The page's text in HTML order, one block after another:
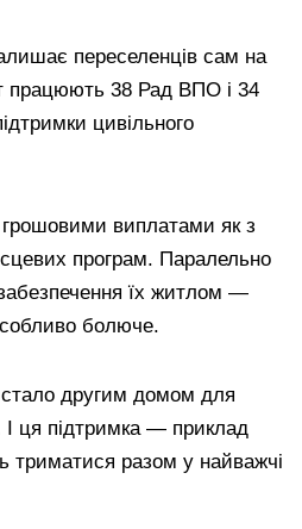
переселенців сам на
працюють 38 Рад ВПО і 34
цивільного
виплатами як з
програм. Паралельно
їх житлом —
болюче.
другим домом для
І ця підтримка — приклад
триматися разом у найважчі